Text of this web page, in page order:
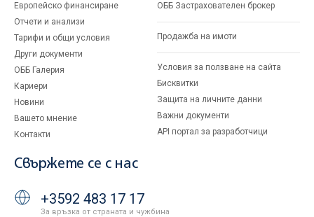
Европейско финансиране
Отчети и анализи
Тарифи и общи условия
Други документи
ОББ Галерия
Кариери
Новини
Вашето мнение
Контакти
ОББ Застрахователен брокер
Продажба на имоти
Условия за ползване на сайта
Бисквитки
Защита на личните данни
Важни документи
API портал за разработчици
Свържете се с нас
+3592 483 17 17
За връзка от страната и чужбина